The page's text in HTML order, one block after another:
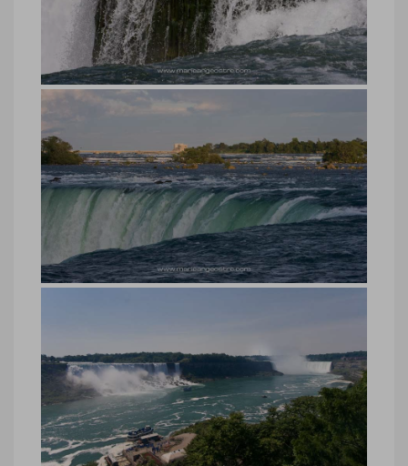
Chutes du Niagara, côté Canada
Chutes du Niagara, côté Canada © Marie-
Ange Ostré
Chutes du Niagara, côté Canada